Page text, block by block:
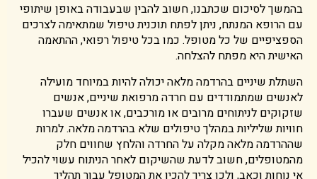
בהמשך לסיכום שכתבנו, חשוב להבין שבעבודה באופן שיתופי
עם הרופא המנתח, ניתן לפתח תוכנית טיפול שמתאימה לצרכים
הספציפיים של כל מטופל. כמו בכל טיפול רפואי, ההתאמה
האישית היא מפתח להצלחה.
השתלת שיניים בהרדמה מלאה יכולה להיות במיוחד מועילה
לאנשים שמתמודדים עם חרדה מרפואת שיניים, אנשים
שזקוקים לניתוחים מרובים או מורכבים, או אנשים שעברו
חוויות שליליות במהלך טיפולים שלא בהרדמה מלאה. למרות
שההרדמה מלאה מקלה על החרדה והלחץ שחווים חלק
מהמטופלים, חשוב לדעת שהשיקום לאחר הניתוח עשוי להכיל
אי נוחות וכאב, ולכן צריך להכין את המטופל עבור תהליך